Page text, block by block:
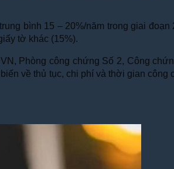
bình 15 – 20%/năm trong giai
tờ khác (15%).
Phòng công chứng Số 2, Công
về thủ tục, chi phí và thời gian